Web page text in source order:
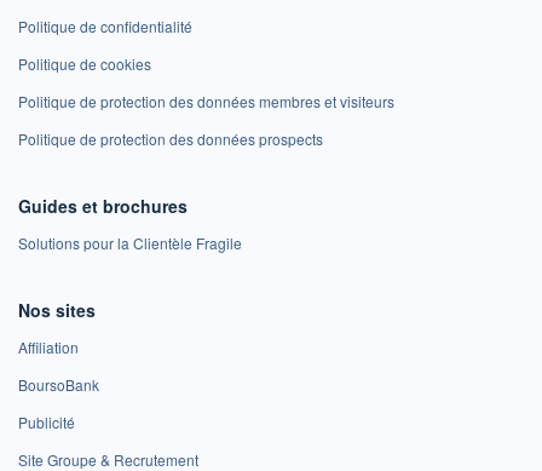
Politique de confidentialité
Politique de cookies
Politique de protection des données membres et visiteurs
Politique de protection des données prospects
Guides et brochures
Solutions pour la Clientèle Fragile
Nos sites
Affiliation
BoursoBank
Publicité
Site Groupe & Recrutement